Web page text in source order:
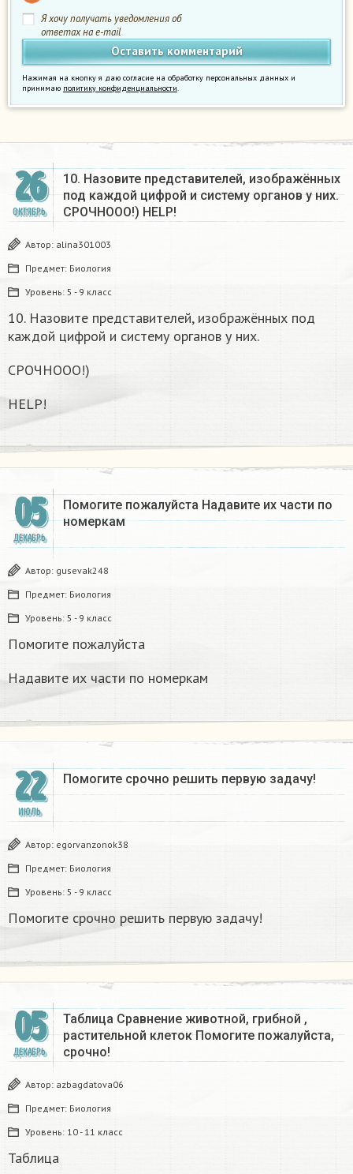
Я хочу получать уведомления об
ответах на e-mail
Нажимая на кнопку я даю согласие на обработку персональных данных и
принимаю политику конфиденциальности
26
ОКТЯБРЬ
10. Назовите представителей, изображённых
под каждой цифрой и систему органов у них.
СРОЧНООО!) HELP!
Автор: alina301003
Предмет: Биология
Уровень: 5 - 9 класс
10. Назовите представителей, изображённых под
каждой цифрой и систему органов у них.
СРОЧНООО!)
HELP!
05
ДЕКАБРЬ
Помогите пожалуйста Надавите их части по
номеркам
Автор: gusevak248
Предмет: Биология
Уровень: 5 - 9 класс
Помогите пожалуйста
Надавите их части по номеркам
22
ИЮЛЬ
Помогите срочно решить первую задачу!
Автор: egorvanzonok38
Предмет: Биология
Уровень: 5 - 9 класс
Помогите срочно решить первую задачу!
05
ДЕКАБРЬ
Таблица Сравнение животной, грибной ,
растительной клеток Помогите пожалуйста,
срочно!
Автор: azbagdatova06
Предмет: Биология
Уровень: 10 - 11 класс
Таблица